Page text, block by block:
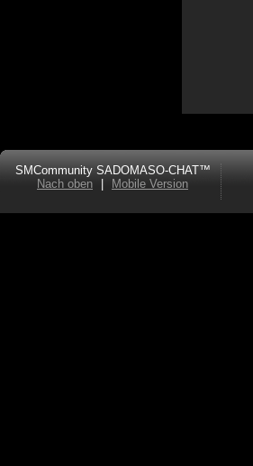
SMCommunity SADOMASO-CHAT™
Nach oben
Mobile Version